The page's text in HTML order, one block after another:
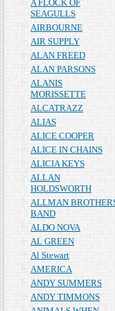
A FLOCK OF
SEAGULLS
AIRBOURNE
AIR SUPPLY
ALAN FREED
ALAN PARSONS
ALANIS
MORISSETTE
ALCATRAZZ
ALIAS
ALICE COOPER
ALICE IN CHAINS
ALICIA KEYS
ALLAN
HOLDSWORTH
ALLMAN
BAND
ALDO NOVA
AL GREEN
Al Stewart
AMERICA
ANDY SUMMERS
ANDY TIMMONS